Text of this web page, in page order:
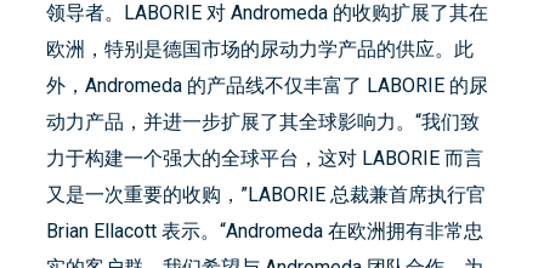
领导者。LABORIE 对 Andromeda 的收购扩展了其在
欧洲，特别是德国市场的尿动力学产品的供应。此
外，Andromeda 的产品线不仅丰富了 LABORIE 的尿
动力产品，并进一步扩展了其全球影响力。“我们致
力于构建一个强大的全球平台，这对 LABORIE 而言
又是一次重要的收购，”LABORIE 总裁兼首席执行官
Brian Ellacott 表示。“Andromeda 在欧洲拥有非常忠